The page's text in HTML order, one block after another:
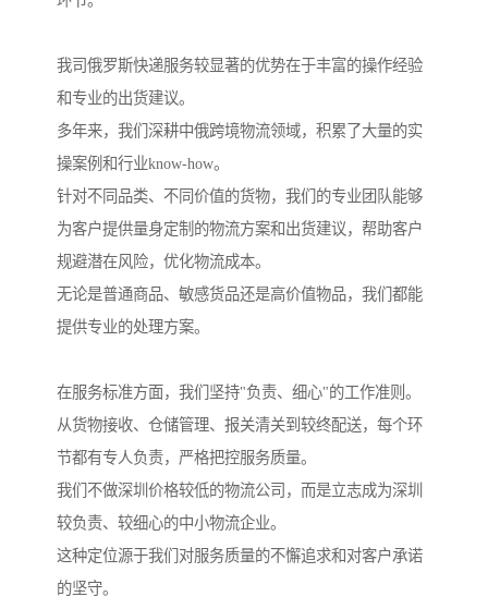
我司俄罗斯快递服务较显著的优势在于丰富的操作经验
和专业的出货建议。
多年来，我们深耕中俄跨境物流领域，积累了大量的实
操案例和行业know-how。
针对不同品类、不同价值的货物，我们的专业团队能够
为客户提供量身定制的物流方案和出货建议，帮助客户
规避潜在风险，优化物流成本。
无论是普通商品、敏感货品还是高价值物品，我们都能
提供专业的处理方案。
在服务标准方面，我们坚持"负责、细心"的工作准则。
从货物接收、仓储管理、报关清关到较终配送，每个环
节都有专人负责，严格把控服务质量。
我们不做深圳价格较低的物流公司，而是立志成为深圳
较负责、较细心的中小物流企业。
这种定位源于我们对服务质量的不懈追求和对客户承诺
的坚守。